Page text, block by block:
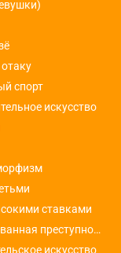
спорт
искусство
ставками
Организованная преступность
искусство